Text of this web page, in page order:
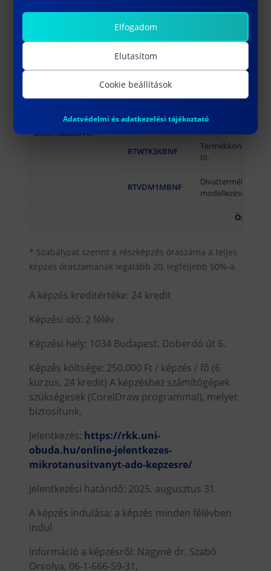
fejlesztése és
digitális technikák
alkalmazásával
RTWCC1KBNF
RTWCC2KBNF
RTWTK1KBNF
Termékkonstrukció
RTWTK2KBNF
II.
RTWTK3KBNF
Termékkonstrukció
III.
RTVDM1MBNF
Divattermékek
modellezése I.
Összesen
* Szabályzat szerint a rész­képzés óraszáma a teljes
képzés óraszámának legalább 20, legfeljebb 50%-a.
A képzés kreditértéke: 24 kredit
Képzési idő: 2 félév
Képzési hely: 1034 Budapest, Doberdó út 6.
Képzés költsége: 250.000 Ft / képzés / fő (6
kurzus, 24 kredit) A képzéshez számítógépek
szükségesek (CorelDraw programmal), melyet
biztosítunk.
Jelentkezés: https://rkk.uni-
obuda.hu/online-jelentkezes-
mikrotanusitvanyt-ado-kepzesre/
Jelentkezési határidő: 2025. augusztus 31.
A képzés indulása: a képzés minden félévben
indul
Információ a képzésről: Nagyné dr. Szabó
Orsolya, 06-1-666-59-31,
Elfogadom
Elutasítom
Cookie beállítások
Adatvédelmi és adatkezelési tájékoztató